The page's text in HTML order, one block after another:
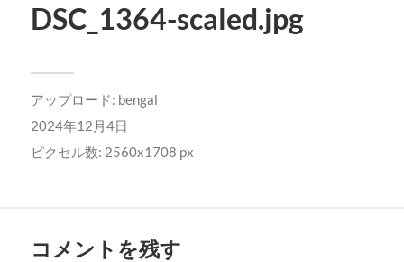
DSC_1364-scaled.jpg
アップロード: bengal
2024年12月4日
ピクセル数: 2560x1708 px
コメントを残す